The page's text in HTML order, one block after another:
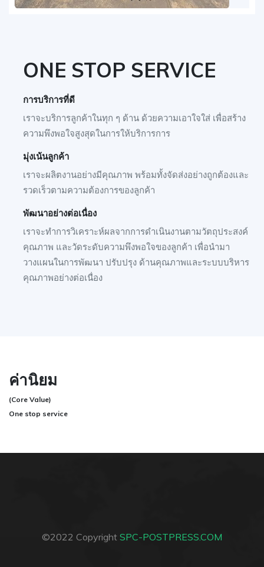
ONE STOP SERVICE
การบริการที่ดี
เราจะบริการลูกค้าในทุก ๆ ด้าน ด้วยความเอาใจใส่ เพื่อสร้าง
ความพึงพอใจสูงสุดในการให้บริการการ
มุ่งเน้นลูกค้า
เราจะผลิตงานอย่างมีคุณภาพ พร้อมทั้งจัดส่งอย่างถูกต้องและ
รวดเร็วตามความต้องการของลูกค้า
พัฒนาอย่างต่อเนื่อง
เราจะทําการวิเคราะห์ผลจากการดําเนินงานตามวัตถุประสงค์
คุณภาพ และวัดระดับความพึงพอใจของลูกค้า เพื่อนํามา
วางแผนในการพัฒนา ปรับปรุง ด้านคุณภาพและระบบบริหาร
คุณภาพอย่างต่อเนื่อง
ค่านิยม
(Core Value)
One stop service
©2022 Copyright SPC-POSTPRESS.COM